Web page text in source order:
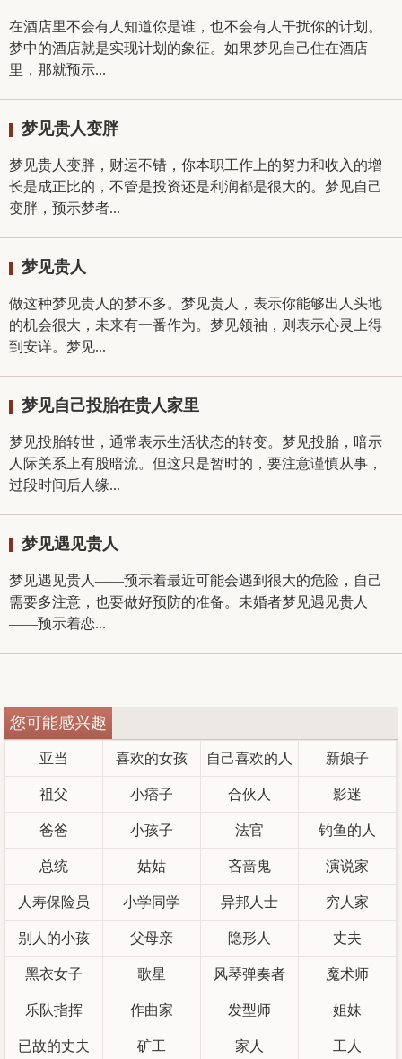
在酒店里不会有人知道你是谁，也不会有人干扰你的计划。
梦中的酒店就是实现计划的象征。如果梦见自己住在酒店
里，那就预示...
梦见贵人变胖
梦见贵人变胖，财运不错，你本职工作上的努力和收入的增
长是成正比的，不管是投资还是利润都是很大的。梦见自己
变胖，预示梦者...
梦见贵人
做这种梦见贵人的梦不多。梦见贵人，表示你能够出人头地
的机会很大，未来有一番作为。梦见领袖，则表示心灵上得
到安详。梦见...
梦见自己投胎在贵人家里
梦见投胎转世，通常表示生活状态的转变。梦见投胎，暗示
人际关系上有股暗流。但这只是暂时的，要注意谨慎从事，
过段时间后人缘...
梦见遇见贵人
梦见遇见贵人——预示着最近可能会遇到很大的危险，自己
需要多注意，也要做好预防的准备。未婚者梦见遇见贵人
——预示着恋...
您可能感兴趣
亚当 喜欢的女孩 自己喜欢的人 新娘子
祖父 小痞子 合伙人 影迷
爸爸 小孩子 法官 钓鱼的人
总统 姑姑 吝啬鬼 演说家
人寿保险员 小学同学 异邦人士 穷人家
别人的小孩 父母亲 隐形人 丈夫
黑衣女子 歌星 风琴弹奏者 魔术师
乐队指挥 作曲家 发型师 姐妹
已故的丈夫 矿工 家人 工人